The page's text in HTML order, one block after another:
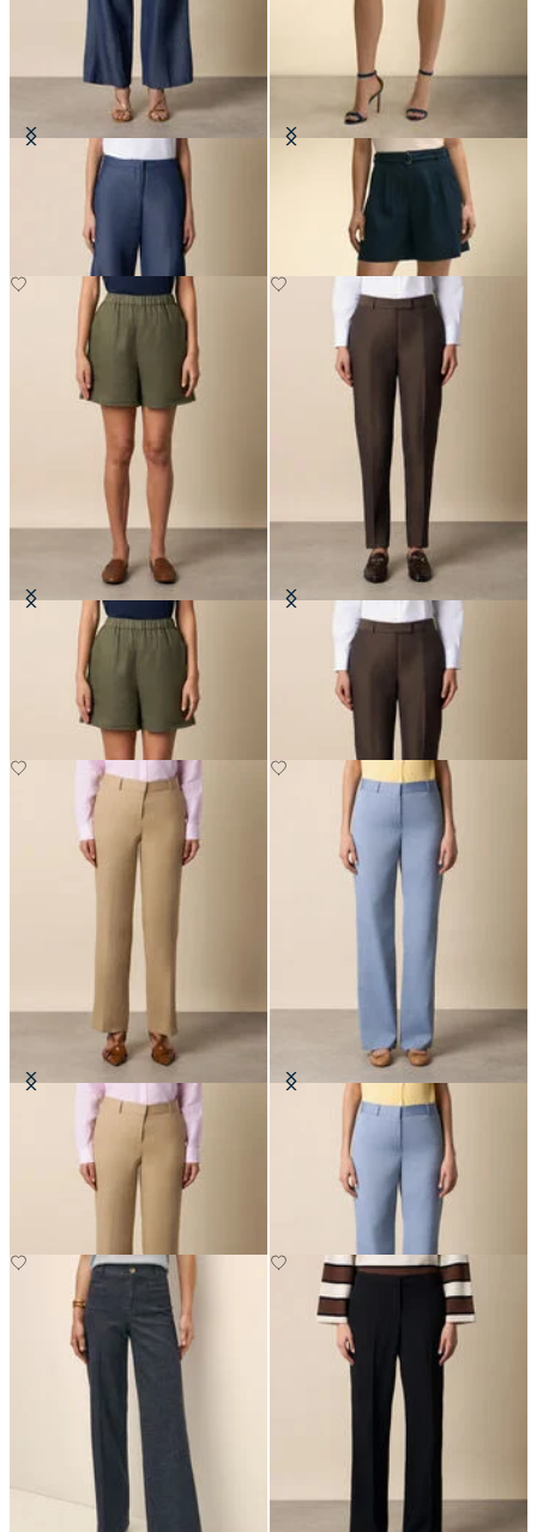
Pantaloni Dritti in Cotone-Lino
Short in Lino con Cintura
CHF 107.50
Bermuda in Lino
CHF 67.50
Pantaloni Sartoriali in Cotone-
Pantaloni Sartoriali Wide Leg in
Pantaloni Dritti in Misto Lana